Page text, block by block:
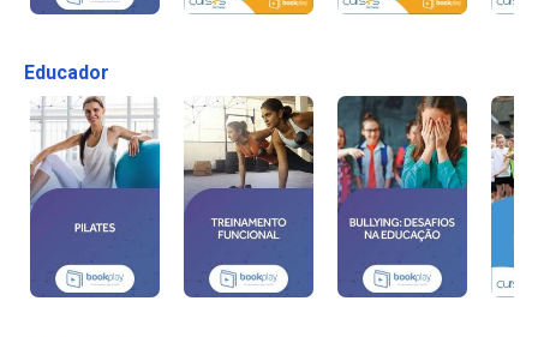
Educador